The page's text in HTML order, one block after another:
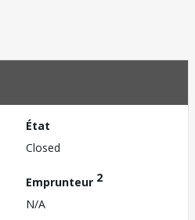
État
Closed
Emprunteur 2
N/A